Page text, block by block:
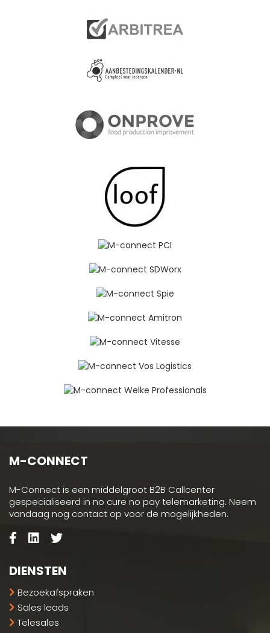
M-CONNECT
M-Connect is een middelgroot B2B Callcenter
gespecialiseerd in no cure no pay telemarketing. Neem
vandaag nog contact op voor de mogelijkheden.
DIENSTEN
Bezoekafspraken
Sales leads
Telesales